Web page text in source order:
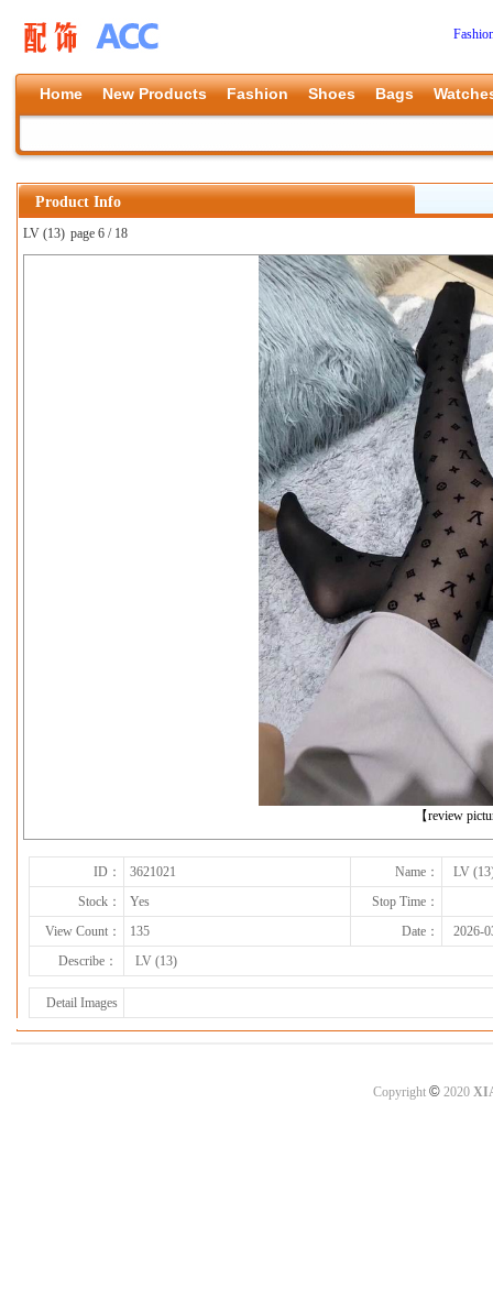
Home New Products Fashion Shoes Bags
Product Info
LV (13) page 6 / 18
【review
上一张
ID： 3621021 Name：
LV
Stock：
Yes
Stop Time：
View Count：
135 Date：
2026-
Describe：
LV (13)
Detail Images
Copyright ©2020